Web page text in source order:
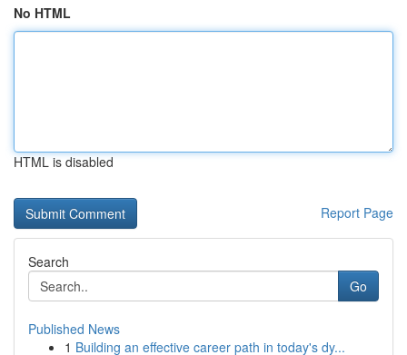
No HTML
HTML is disabled
Report Page
Search
Go
Published News
1 Building an effective career path in today's dy...